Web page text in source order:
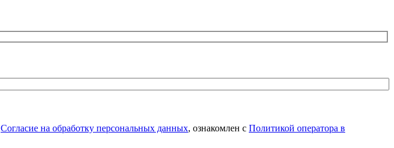
Согласие на обработку персональных данных, ознакомлен с Политикой оператора в